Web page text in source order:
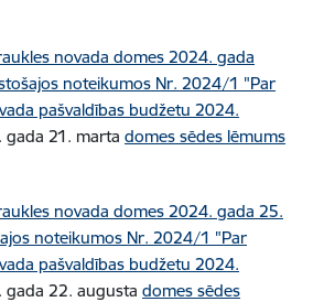
novada domes 2024. gada
noteikumos Nr. 2024/1 "Par
pašvaldības budžetu 2024.
gada 21. marta domes sēdes lēmums
novada domes 2024. gada 25.
noteikumos Nr. 2024/1 "Par
pašvaldības budžetu 2024.
gada 22. augusta domes sēdes